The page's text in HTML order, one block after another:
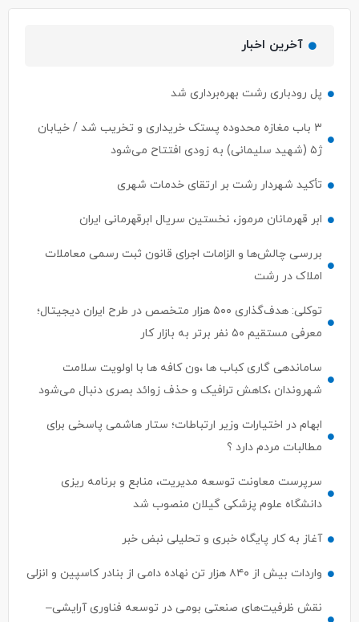
آخرین اخبار
پل رودباری رشت بهره‌برداری شد
۳ باب مغازه محدوده پستک خریداری و تخریب شد / خیابان
ژ۵ (شهید سلیمانی) به زودی افتتاح می‌شود
تأکید شهردار رشت بر ارتقای خدمات شهری
ابر قهرمانان مرموز، نخستین سریال ابرقهرمانی ایران
بررسی چالش‌ها و الزامات اجرای قانون ثبت رسمی معاملات
املاک در رشت
توکلی: هدف‌گذاری ۵۰۰ هزار متخصص در طرح ایران دیجیتال؛
معرفی مستقیم ۵۰ نفر برتر به بازار کار
ساماندهی گاری کباب ها ،ون کافه ها با اولویت سلامت
شهروندان ،کاهش ترافیک و حذف زوائد بصری دنبال می‌شود
ابهام در اختیارات وزیر ارتباطات؛ ستار هاشمی پاسخی برای
مطالبات مردم دارد ؟
سرپرست معاونت توسعه مدیریت، منابع و برنامه ریزی
دانشگاه علوم پزشکی گیلان منصوب شد
آغاز به کار پایگاه خبری و تحلیلی نبض خبر
واردات بیش از ۸۴۰ هزار تن نهاده دامی از بنادر كاسپین و انزلی
نقش ظرفیت‌های صنعتی بومی در توسعه فناوری آرایشی–